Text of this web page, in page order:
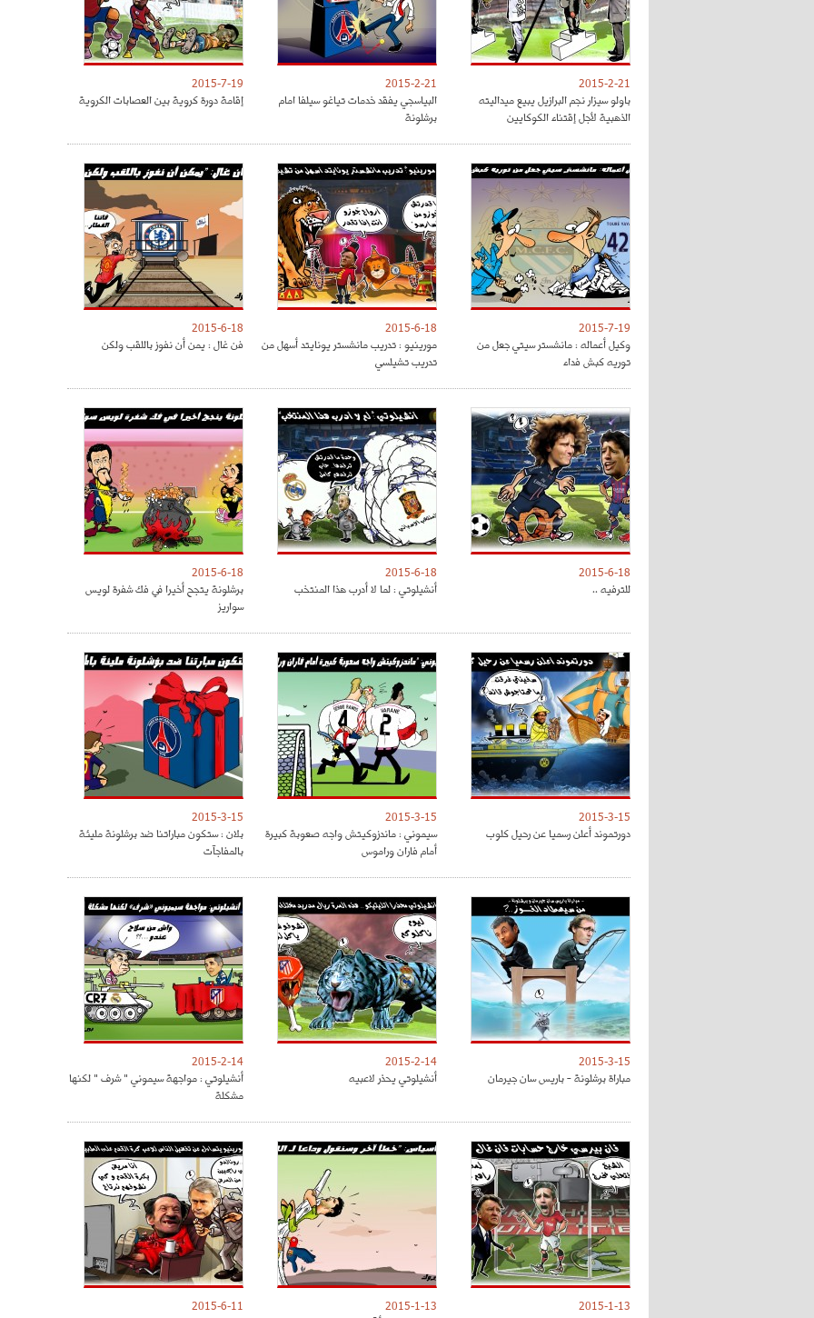
2015-2-21
باولو سيزار نجم البرازيل يبيع ميداليته
الذهبية لأجل إقتناء الكوكايين
2015-2-21
البياسجي يفقد خدمات تياغو سيلفا امام
برشلونة
2015-7-19
إقامة دورة كروية بين العصابات الكروية
2015-7-19
وكيل أعماله : مانشستر سيتي جعل من
توريه كبش فداء
2015-6-18
مورينيو : تدريب مانشستر يونايتد أسهل من
تدريب تشيلسي
2015-6-18
فن غال : يمن أن نفوز باللقب ولكن
2015-6-18
للترفيه ..
2015-6-18
أنشيلوتي : لما لا أدرب هذا المنتخب
2015-6-18
برشلونة يتجح أخيرا في فك شفرة لويس
سواريز
2015-3-15
دورتموند أعلن رسميا عن رحيل كلوب
2015-3-15
سيموني : ماندزوكيتش واجه صعوبة كبيرة
أمام فاران وراموس
2015-3-15
بلان : ستكون مباراتنا ضد برشلونة مليئة
بالمفاجآت
2015-3-15
مباراة برشلونة - باريس سان جيرمان
2015-2-14
أنشيلوتي يحذر لاعبيه
2015-2-14
أنشيلوتي : مواجهة سيموني " شرف " لكنها
مشكلة
2015-1-13
2015-1-13
2015-6-11